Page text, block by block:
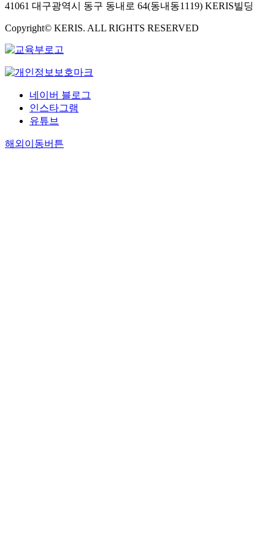
41061 대구광역시 동구 동내로 64(동내동1119) KERIS빌딩
Copyright© KERIS. ALL RIGHTS RESERVED
네이버 블로그
인스타그램
유튜브
해외이동버튼